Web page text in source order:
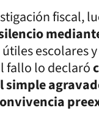
fiscal,
escolares
fallo lo declaró
simple